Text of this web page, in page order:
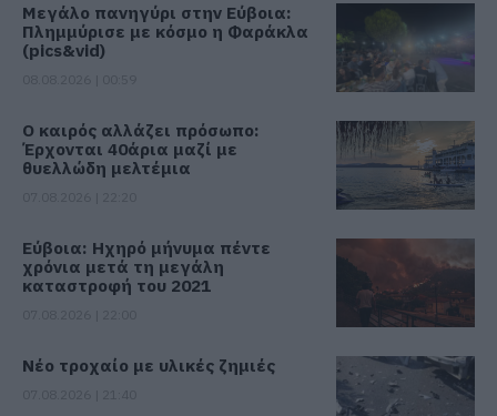
Μεγάλο πανηγύρι στην Εύβοια:
Πλημμύρισε με κόσμο η Φαράκλα
(pics&vid)
Ο καιρός αλλάζει πρόσωπο:
Έρχονται 40άρια μαζί με
θυελλώδη μελτέμια
Εύβοια: Ηχηρό μήνυμα πέντε
χρόνια μετά τη μεγάλη
καταστροφή του 2021
Νέο τροχαίο με υλικές ζημιές